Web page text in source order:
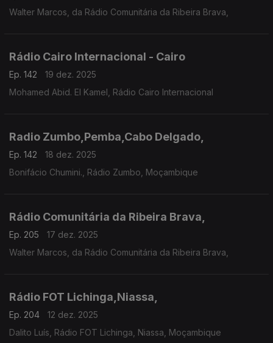
Walter Marcos, da Rádio Comunitária da Ribeira Brava,
Rádio Cairo Internacional - Cairo
Ep. 142
19 dez. 2025
Mohamed Abid. El Kamel, Rádio Cairo Internacional
Radio Zumbo,Pemba,Cabo Delgado,
Ep. 142
18 dez. 2025
Bonifácio Chumini., Rádio Zumbo, Moçambique
Rádio Comunitária da Ribeira Brava,
Ep. 205
17 dez. 2025
Walter Marcos, da Rádio Comunitária da Ribeira Brava,
Rádio FOT Lichinga,Niassa,
Ep. 204
12 dez. 2025
Dalito Luís, Rádio FOT Lichinga, Niassa, Moçambique